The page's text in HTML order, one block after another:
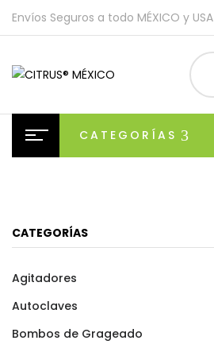
Envíos Seguros a todo MÉXICO y USA
CATEGORÍAS
CATEGORÍAS
Agitadores
Autoclaves
Bombos de Grageado